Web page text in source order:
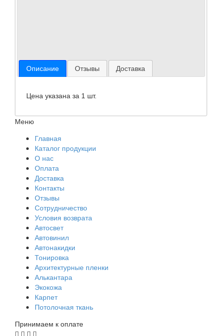
Описание Отзывы Доставка
Цена указана за 1 шт.
Меню
Главная
Каталог продукции
О нас
Оплата
Доставка
Контакты
Отзывы
Сотрудничество
Условия возврата
Автосвет
Автовинил
Автонакидки
Тонировка
Архитектурные пленки
Алькантара
Экокожа
Карпет
Потолочная ткань
Принимаем к оплате